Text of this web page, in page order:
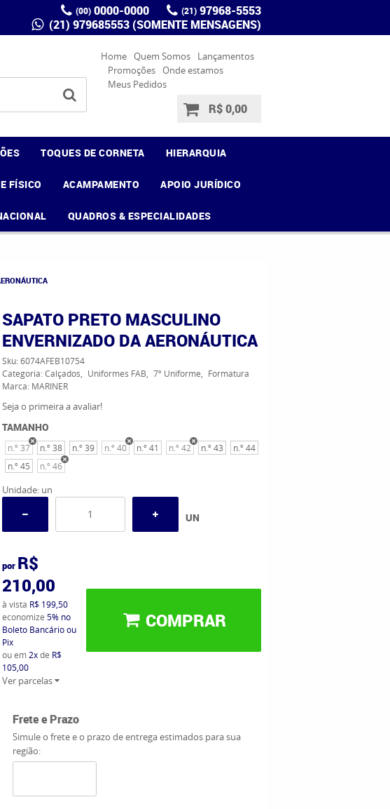
(00) 0000-0000 (21) 97968-5553
(21) 979685553 (SOMENTE MENSAGENS)
Home Quem Somos
Lançamentos
Promoções Onde estamos
Meus Pedidos
R$ 0,00
TOQUES DE CORNETA HIERARQUIA
FÍSICO ACAMPAMENTO APOIO JURÍDICO
QUADROS & ESPECIALIDADES
SAPATO PRETO MASCULINO
ENVERNIZADO DA AERONÁUTICA
Sku:6074AFEB10754
Categoria: Calçados Uniformes FAB 7º Uniforme
Formatura
Marca: MARINER
Seja o primeira a avaliar!
TAMANHO
n.º 37 n.º 38 n.º 39 n.º 40 n.º 41 n.º 42 n.º 43
n.º 44
n.º 45
n.º 46
Unidade: un
UN
por R$
210,00
à vista R$ 199,50
economize 5% no
Boleto Bancário ou
Pix
ou em 2xde R$
105,00
Ver parcelas
COMPRAR
Frete e Prazo
Simule o frete e o prazo de entrega estimados para sua
região: